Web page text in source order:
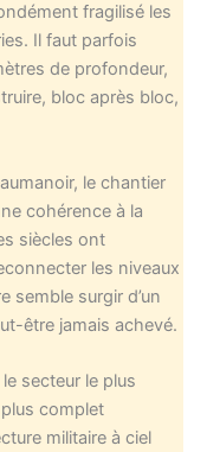
fragilisé les
Il faut parfois
de profondeur,
bloc après bloc,
le chantier
cohérence à la
siècles ont
les niveaux
semble surgir d’un
être jamais achevé.
secteur le plus
complet
militaire à ciel